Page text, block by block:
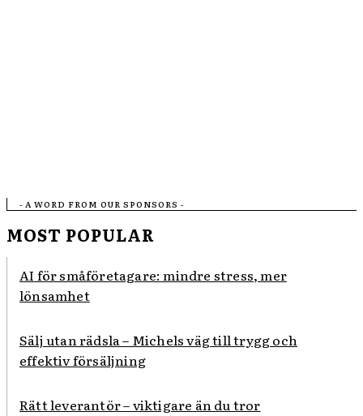
- A WORD FROM OUR SPONSORS -
MOST POPULAR
AI för småföretagare: mindre stress, mer
lönsamhet
Sälj utan rädsla – Michels väg till trygg och
effektiv försäljning
Rätt leverantör – viktigare än du tror